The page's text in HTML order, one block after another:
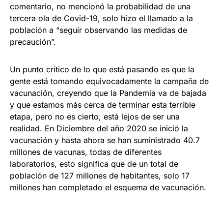
comentario, no mencionó la probabilidad de una
tercera ola de Covid-19, solo hizo el llamado a la
población a “seguir observando las medidas de
precaución”.
Un punto crítico de lo que está pasando es que la
gente está tomando equivocadamente la campaña de
vacunación, creyendo que la Pandemia va de bajada
y que estamos más cerca de terminar esta terrible
etapa, pero no es cierto, está lejos de ser una
realidad. En Diciembre del año 2020 se inició la
vacunación y hasta ahora se han suministrado 40.7
millones de vacunas, todas de diferentes
laboratorios, esto significa que de un total de
población de 127 millones de habitantes, solo 17
millones han completado el esquema de vacunación.